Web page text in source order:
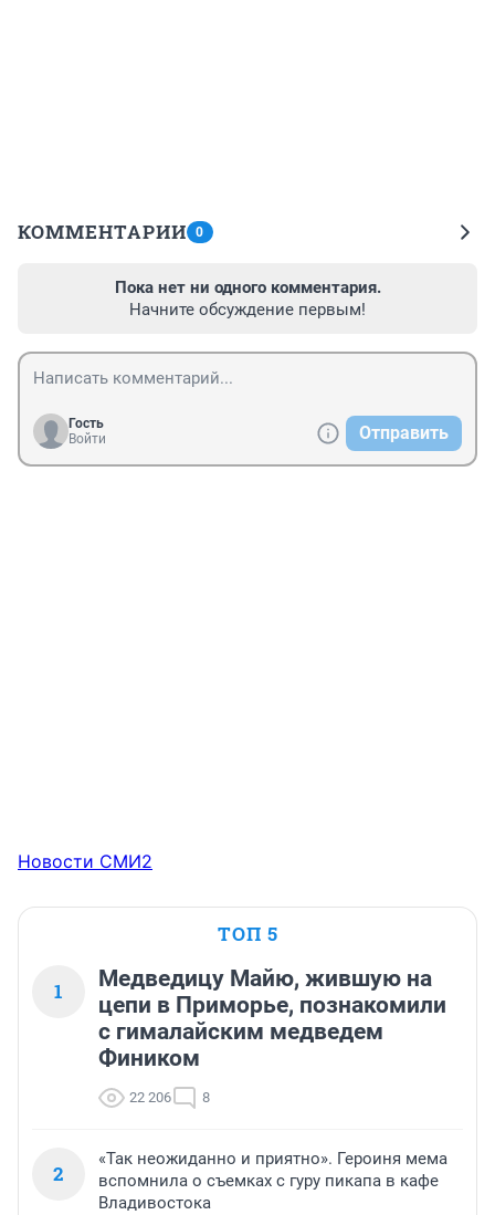
КОММЕНТАРИИ 0
Пока нет ни одного комментария.
Начните обсуждение первым!
Гость
Войти
Отправить
Новости СМИ2
ТОП 5
1
Медведицу Майю, жившую на
цепи в Приморье, познакомили
с гималайским медведем
Фиником
22 206 8
2
«Так неожиданно и приятно». Героиня мема
вспомнила о съемках с гуру пикапа в кафе
Владивостока